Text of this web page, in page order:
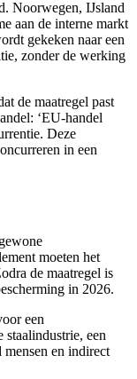
Noorwegen, IJsland
aan de interne markt
gekeken naar een
zonder de werking
de maatregel past
‘EU-handel
Deze
in een
moeten het
de maatregel is
in 2026.
een
staalindustrie, een
en indirect